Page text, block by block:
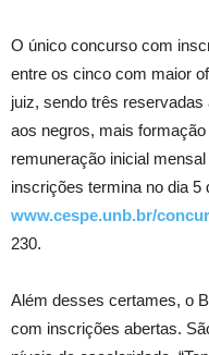
O único concurso com
entre os cinco com maior
juiz, sendo três
aos negros, mais
remuneração inicial
inscrições termina no dia 5
www.cespe.unb.br/
230.
Além desses certames, o
com inscrições abertas.